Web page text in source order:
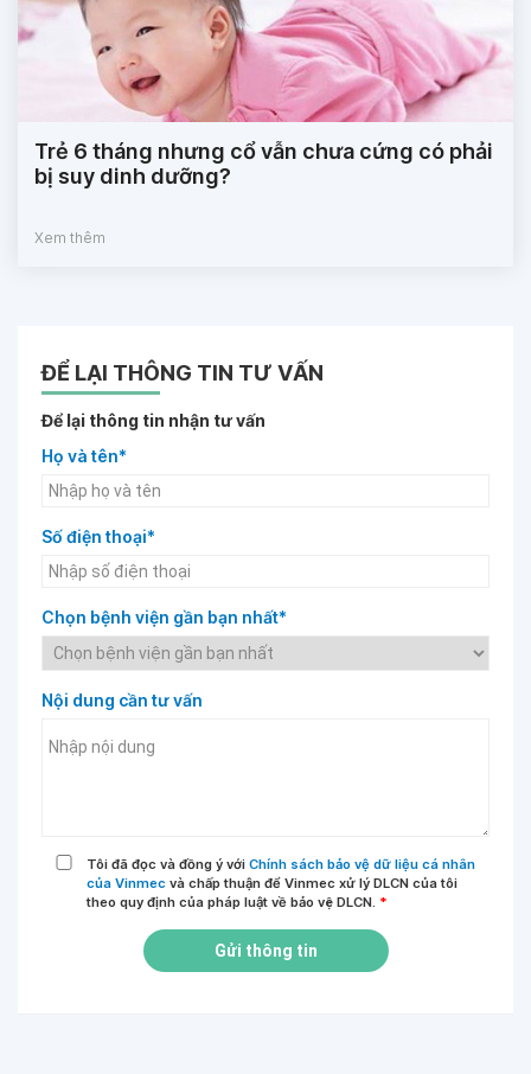
Trẻ 6 tháng nhưng cổ vẫn chưa cứng có phải
bị suy dinh dưỡng?
Xem thêm
ĐỂ LẠI THÔNG TIN TƯ VẤN
Để lại thông tin nhận tư vấn
Họ và tên*
Số điện thoại*
Chọn bệnh viện gần bạn nhất*
Nội dung cần tư vấn
Tôi đã đọc và đồng ý với Chính sách bảo vệ dữ liệu cá nhân
của Vinmec và chấp thuận để Vinmec xử lý DLCN của tôi
theo quy định của pháp luật về bảo vệ DLCN. *
Gửi thông tin